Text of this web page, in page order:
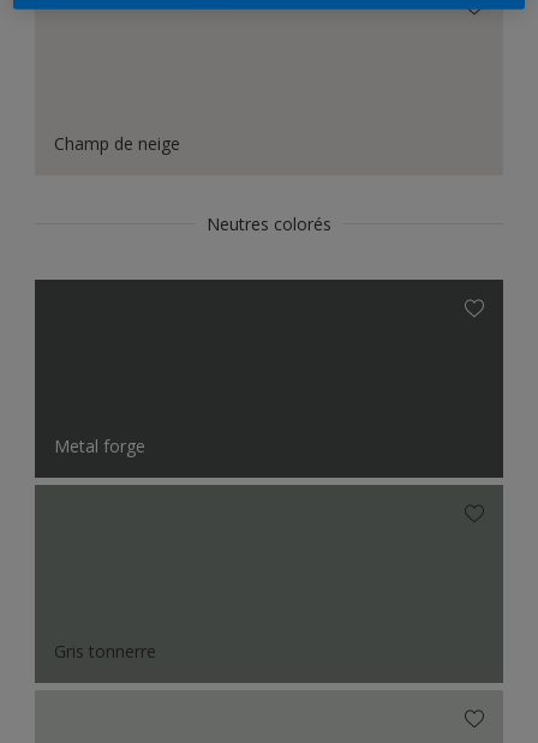
Champ de neige
Neutres colorés
Metal forge
Gris tonnerre